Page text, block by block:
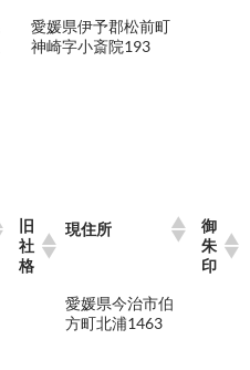
愛媛県伊予郡松前町
神崎字小斎院193
旧
社
格
現住所
御
朱
印
愛媛県今治市伯
方町北浦1463